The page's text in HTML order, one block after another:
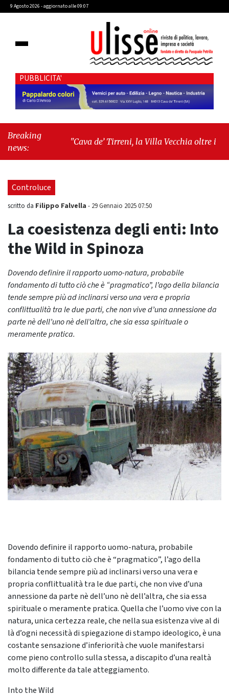
9 Agosto 2026 - aggiornato alle 09:07
PUBBLICITA'
Breaking
news:
"Cava de’ Tirreni, la Villa Vecchia oltre i vandali:
consiliare: “Serve chiarezza!”"
Controluce
scritto da Filippo Falvella - 29 Gennaio 2025 07:50
La coesistenza degli enti: Into
the Wild in Spinoza
Dovendo definire il rapporto uomo-natura, probabile
fondamento di tutto ciò che è “pragmatico”, l’ago della bilancia
tende sempre più ad inclinarsi verso una vera e propria
conflittualità tra le due parti, che non vive d’una annessione da
parte nè dell’uno nè dell’altra, che sia essa spirituale o
meramente pratica.
Dovendo definire il rapporto uomo-natura, probabile
fondamento di tutto ciò che è “pragmatico”, l’ago della
bilancia tende sempre più ad inclinarsi verso una vera e
propria conflittualità tra le due parti, che non vive d’una
annessione da parte nè dell’uno nè dell’altra, che sia essa
spirituale o meramente pratica. Quella che l’uomo vive con la
natura, unica certezza reale, che nella sua esistenza vive al di
là d’ogni necessità di spiegazione di stampo ideologico, è una
costante sensazione d’inferiorità che vuole manifestarsi
come pieno controllo sulla stessa, a discapito d’una realtà
molto differente da tale atteggiamento.
Into the Wild